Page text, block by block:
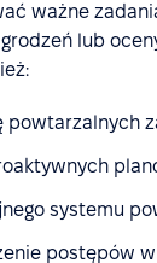
ważne
lub
powtarzalnych
systemu
postępów